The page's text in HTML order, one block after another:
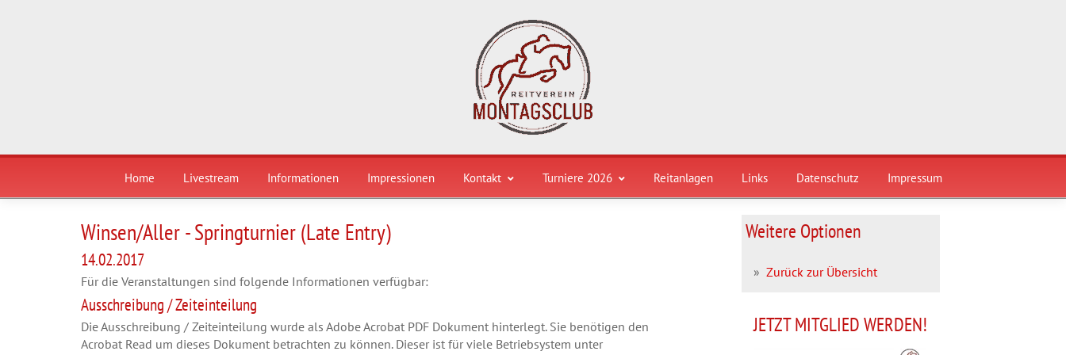
Home Livestream Informationen Impressionen Kontakt Turniere 2026 Reitanlagen Links Datenschutz Impressum
Winsen/Aller - Springturnier (Late Entry)
14.02.2017
Für die Veranstaltungen sind folgende Informationen verfügbar:
Ausschreibung / Zeiteinteilung
Die Ausschreibung / Zeiteinteilung wurde als Adobe Acrobat PDF Dokument hinterlegt. Sie benötigen den
Acrobat Read um dieses Dokument betrachten zu können. Dieser ist für viele Betriebsystem unter
Weitere Optionen
» Zurück zur Übersicht
JETZT MITGLIED WERDEN!